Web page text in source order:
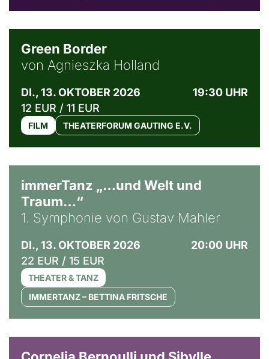
Green Border
von Agnieszka Holland
DI., 13. OKTOBER 2026
19:30 UHR
12 EUR / 11 EUR
FILM THEATERFORUM GAUTING E.V.
immerTanz „…und Welt und
Traum…“
1. Symphonie von Gustav Mahler
DI., 13. OKTOBER 2026
20:00 UHR
22 EUR / 15 EUR
THEATER & TANZ
IMMERTANZ – BETTINA FRITSCHE